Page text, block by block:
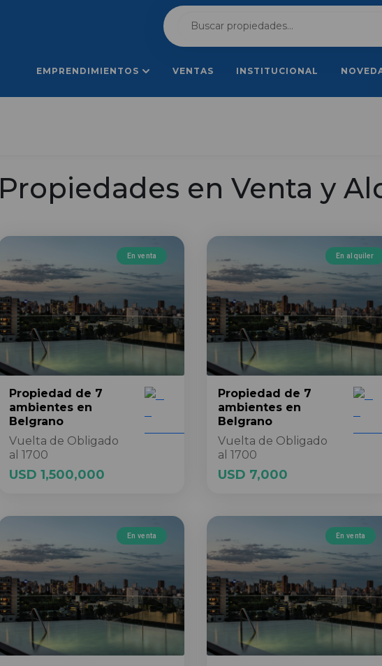
EMPRENDIMIENTOS VENTAS INSTITUCIONAL
Propiedades en Venta y
En venta
Propiedad de 7
ambientes en
Belgrano
Vuelta de Obligado
al 1700
USD 1,500,000
En alquiler
Propiedad de 7
ambientes en
Belgrano
Vuelta de Obligado
al 1700
USD 7,000
En venta En venta